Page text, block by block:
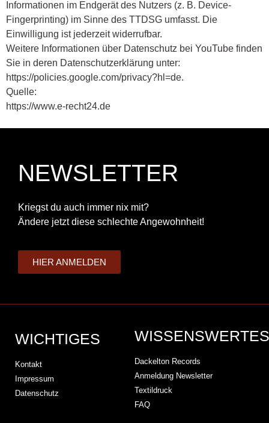
Informationen im Endgerät des Nutzers (z. B. Device-
Fingerprinting) im Sinne des TTDSG umfasst. Die
Einwilligung ist jederzeit widerrufbar.
Weitere Informationen über Datenschutz bei YouTube finden
Sie in deren Datenschutzerklärung unter:
https://policies.google.com/privacy?hl=de.
Quelle:
https://www.e-recht24.de
NEWSLETTER
Kriegst du auch immer nix mit?
Ändere jetzt diese schlechte Angewohnheit!
HIER ANMELDEN
WICHTIGES
Kontakt
Impressum
Datenschutz
WISSENSWERTES
Dackelton Records
Anmeldung Newsletter
Textildruck
FAQ